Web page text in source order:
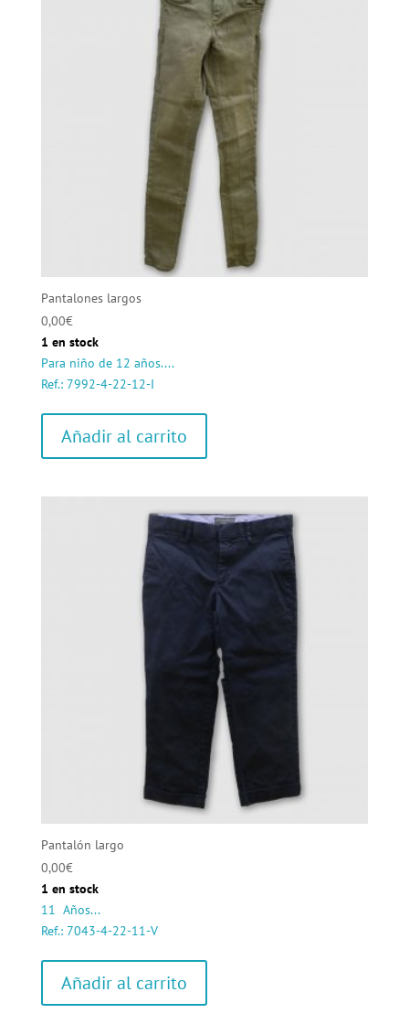
Pantalones largos
0,00€
1 en stock
Para niño de 12 años....
Ref.: 7992-4-22-12-I
Añadir al carrito
Pantalón largo
0,00€
1 en stock
11 Años...
Ref.: 7043-4-22-11-V
Añadir al carrito